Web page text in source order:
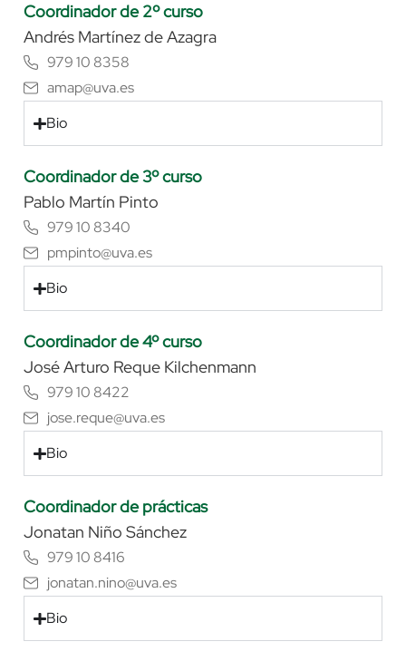
Coordinador de 2º curso
Andrés Martínez de Azagra
979 10 8358
amap@uva.es
Bio
Coordinador de 3º curso
Pablo Martín Pinto
979 10 8340
pmpinto@uva.es
Bio
Coordinador de 4º curso
José Arturo Reque Kilchenmann
979 10 8422
jose.reque@uva.es
Bio
Coordinador de prácticas
Jonatan Niño Sánchez
979 10 8416
jonatan.nino@uva.es
Bio